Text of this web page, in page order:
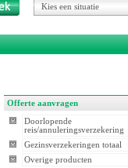
Kies een situatie
Offerte aanvragen
Doorlopende
reis/annuleringsverzekering
Gezinsverzekeringen totaal
Overige producten